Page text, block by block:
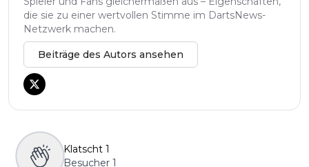
die sie zu einer wertvollen Stimme im DartsNews-
Netzwerk machen.
Beiträge des Autors ansehen
Klatscht 1
Besucher 1